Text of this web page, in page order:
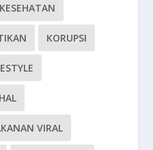
KESEHATAN
KORUPSI
VIRAL